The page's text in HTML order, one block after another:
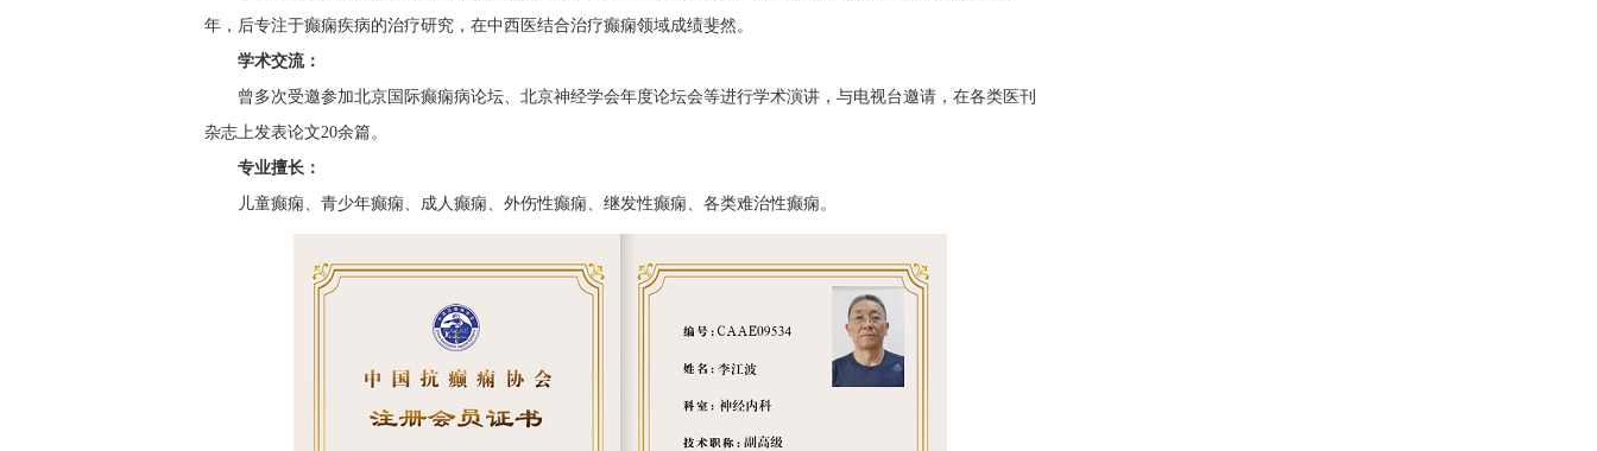
年，后专注于癫痫疾病的治疗研究，在中西医结合治疗癫痫领域成绩斐然。
学术交流：
曾多次受邀参加北京国际癫痫病论坛、北京神经学会年度论坛会等进行学术演讲，与电视台邀请，在各类医刊
杂志上发表论文20余篇。
专业擅长：
儿童癫痫、青少年癫痫、成人癫痫、外伤性癫痫、继发性癫痫、各类难治性癫痫。